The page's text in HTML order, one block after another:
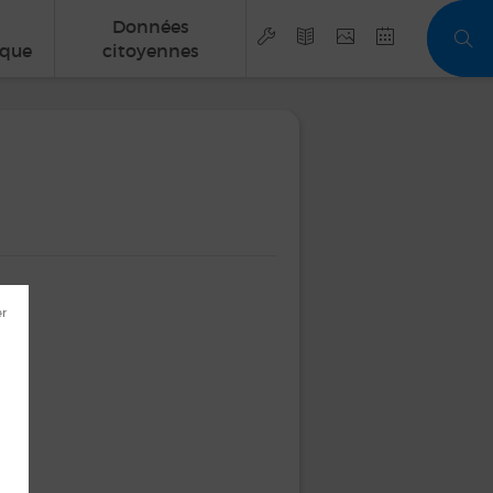
Données
citoyennes